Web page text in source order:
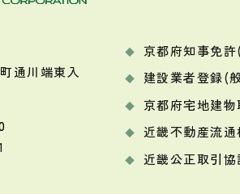
通川端東入
京都府知事免
建設業者登録(
京都府宅地建
近畿不動産流通
近畿公正取引協